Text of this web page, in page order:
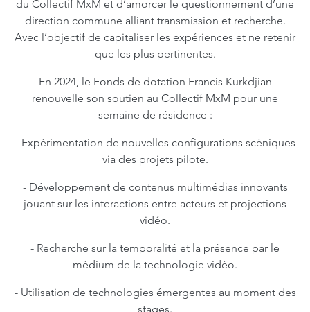
du Collectif MxM et d’amorcer le questionnement d’une
direction commune alliant transmission et recherche.
Avec l’objectif de capitaliser les expériences et ne retenir
que les plus pertinentes.
En 2024, le Fonds de dotation Francis Kurkdjian
renouvelle son soutien au Collectif MxM pour une
semaine de résidence :
- Expérimentation de nouvelles configurations scéniques
via des projets pilote.
- Développement de contenus multimédias innovants
jouant sur les interactions entre acteurs et projections
vidéo.
- Recherche sur la temporalité et la présence par le
médium de la technologie vidéo.
- Utilisation de technologies émergentes au moment des
stages.